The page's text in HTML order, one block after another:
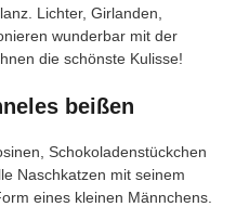
Lichter, Girlanden,
wunderbar mit der
die schönste Kulisse!
beißen
Schokoladenstückchen
Naschkatzen mit seinem
eines kleinen Männchens.